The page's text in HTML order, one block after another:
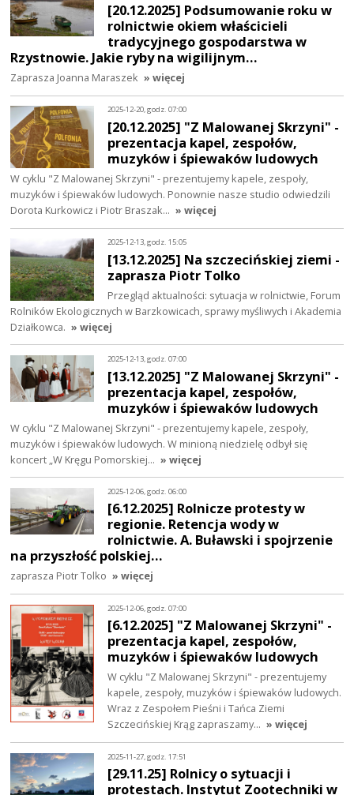
[20.12.2025] Podsumowanie roku w
rolnictwie okiem właścicieli
tradycyjnego gospodarstwa w
Rzystnowie. Jakie ryby na wigilijnym…
Zaprasza Joanna Maraszek » więcej
2025-12-20, godz. 07:00
[20.12.2025] "Z Malowanej Skrzyni" -
prezentacja kapel, zespołów,
muzyków i śpiewaków ludowych
W cyklu "Z Malowanej Skrzyni" - prezentujemy kapele, zespoły,
muzyków i śpiewaków ludowych. Ponownie nasze studio odwiedzili
Dorota Kurkowicz i Piotr Braszak… » więcej
2025-12-13, godz. 15:05
[13.12.2025] Na szczecińskiej ziemi -
zaprasza Piotr Tolko
Przegląd aktualności: sytuacja w rolnictwie, Forum
Rolników Ekologicznych w Barzkowicach, sprawy myśliwych i Akademia
Działkowca. » więcej
2025-12-13, godz. 07:00
[13.12.2025] "Z Malowanej Skrzyni" -
prezentacja kapel, zespołów,
muzyków i śpiewaków ludowych
W cyklu "Z Malowanej Skrzyni" - prezentujemy kapele, zespoły,
muzyków i śpiewaków ludowych. W minioną niedzielę odbył się
koncert „W Kręgu Pomorskiej… » więcej
2025-12-06, godz. 06:00
[6.12.2025] Rolnicze protesty w
regionie. Retencja wody w
rolnictwie. A. Buławski i spojrzenie
na przyszłość polskiej…
zaprasza Piotr Tolko » więcej
2025-12-06, godz. 07:00
[6.12.2025] "Z Malowanej Skrzyni" -
prezentacja kapel, zespołów,
muzyków i śpiewaków ludowych
W cyklu "Z Malowanej Skrzyni" - prezentujemy
kapele, zespoły, muzyków i śpiewaków ludowych.
Wraz z Zespołem Pieśni i Tańca Ziemi
Szczecińskiej Krąg zapraszamy… » więcej
2025-11-27, godz. 17:51
[29.11.25] Rolnicy o sytuacji i
protestach. Instytut Zootechniki w